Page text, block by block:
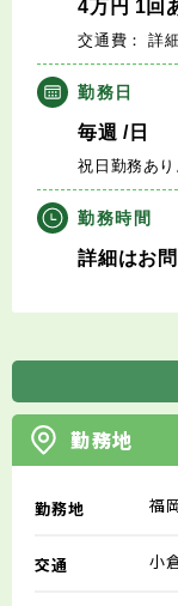
医師に役立つ
大学医局紹介
4万円 1回
交通費： 詳
勤務日
毎週 /日
祝日勤務あり
勤務時間
詳細はお
勤務地
勤務地 福
交通 小